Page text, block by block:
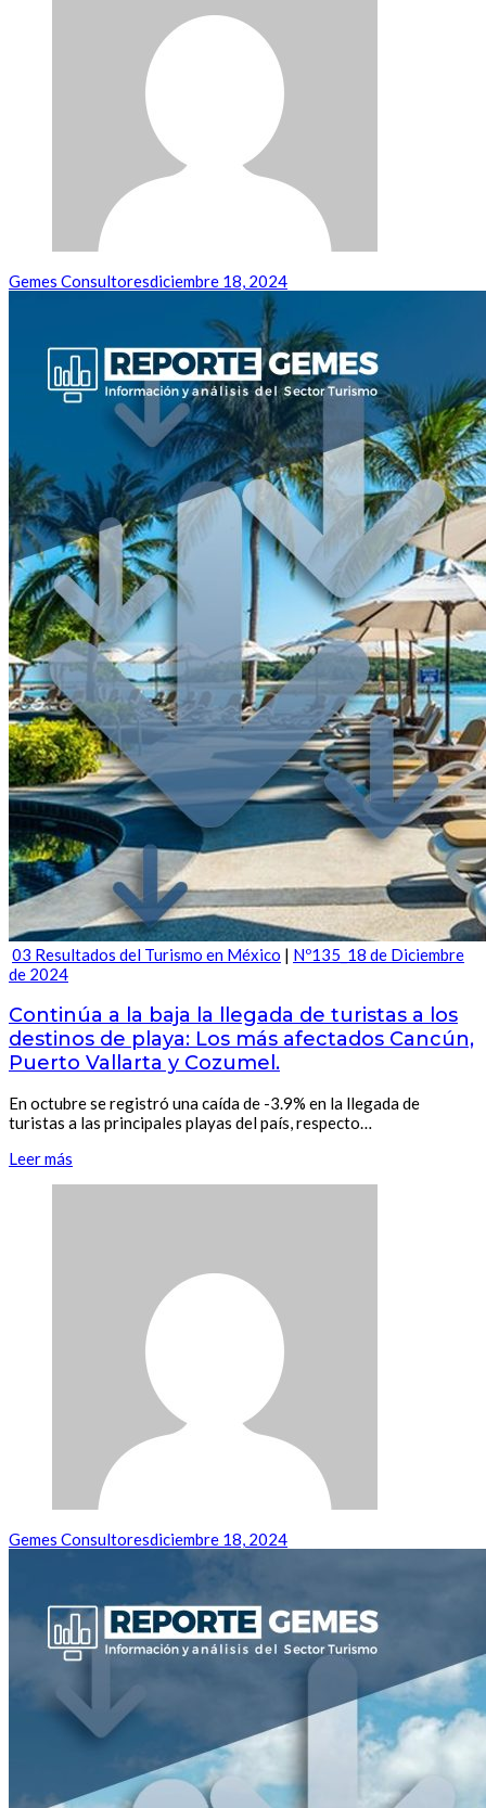
Gemes Consultoresdiciembre 18, 2024
03 Resultados del Turismo en México | Nº135_18 de Diciembre
de 2024
Continúa a la baja la llegada de turistas a los
destinos de playa: Los más afectados Cancún,
Puerto Vallarta y Cozumel.
En octubre se registró una caída de -3.9% en la llegada de
turistas a las principales playas del país, respecto…
Leer más
Gemes Consultoresdiciembre 18, 2024